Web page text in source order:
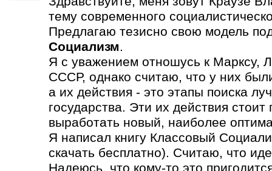
тему современного
Предлагаю тезисно свою модель
Социализм.
Я с уважением отношусь к Марксу,
СССР, однако считаю, что у них
а их действия - это этапы поиска
государства. Эти их действия
выработать новый, наиболее
Я написал книгу Классовый
скачать бесплатно). Считаю, что
Надеюсь, что кому-то это